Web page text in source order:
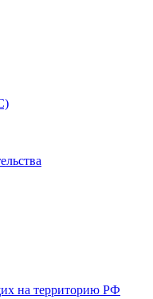
на территорию РФ